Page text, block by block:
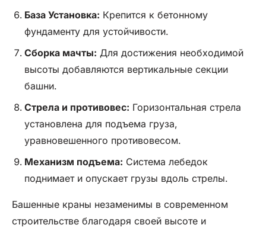
БазаУстановка: Крепится к бетонному
фундаменту для устойчивости.
Сборка мачты: Для достижения необходимой
высоты добавляются вертикальные секции
башни.
Стрела и противовес: Горизонтальная стрела
установлена для подъема груза,
уравновешенного противовесом.
Механизм подъема: Система лебедок
поднимает и опускает грузы вдоль стрелы.
Башенные краны незаменимы в современном
строительстве благодаря своей высоте и